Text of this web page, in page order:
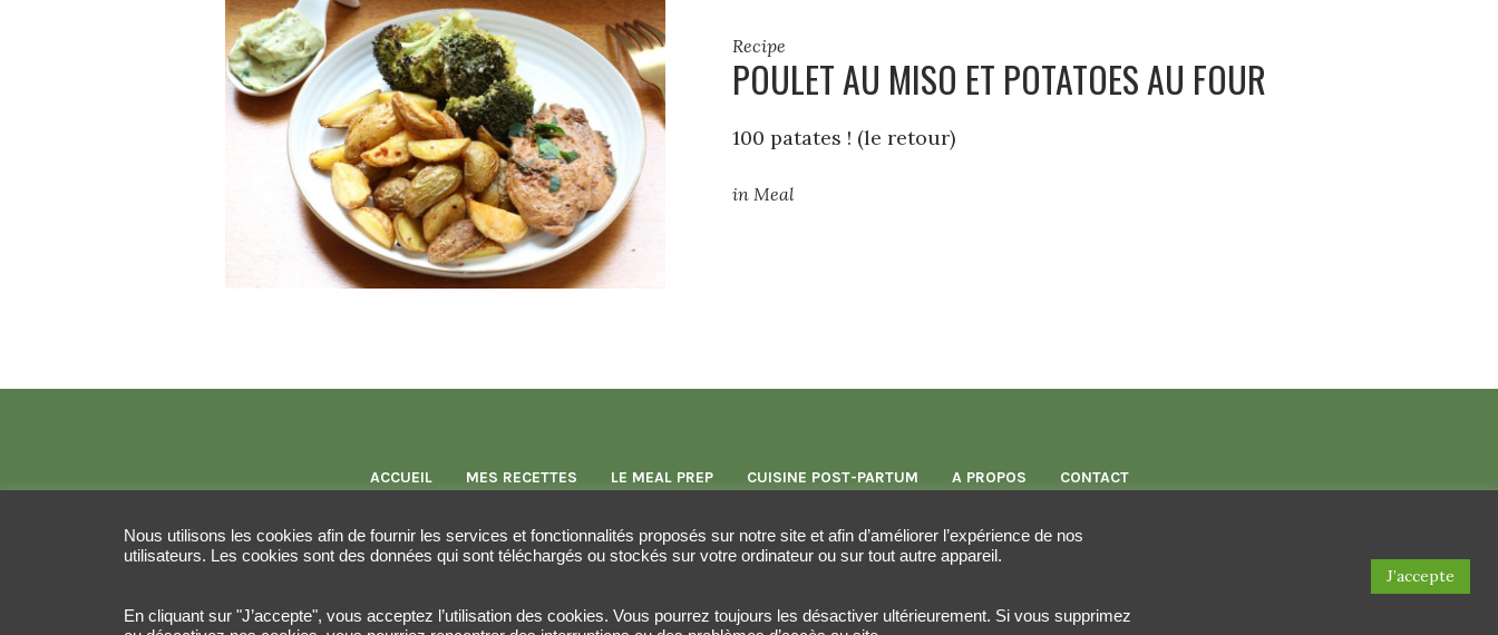
Recipe
POULET AU MISO ET POTATOES AU FOUR
100 patates ! (le retour)
in Meal
ACCUEIL MES RECETTES LE MEAL PREP CUISINE POST-PARTUM A PROPOS CONTACT
Milleprep © 2020
Nous utilisons les cookies afin de fournir les services et fonctionnalités proposés sur notre site et afin d’améliorer l’expérience de nos
utilisateurs. Les cookies sont des données qui sont téléchargés ou stockés sur votre ordinateur ou sur tout autre appareil.
En cliquant sur "J’accepte", vous acceptez l’utilisation des cookies. Vous pourrez toujours les désactiver ultérieurement. Si vous supprimez
J’accepte